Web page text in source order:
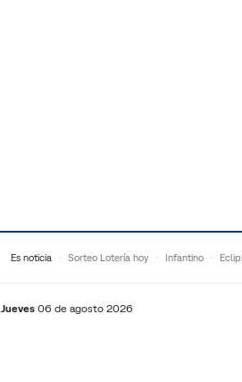
Es noticia Sorteo Lotería hoy Infantino
Jueves 06 de agosto 2026